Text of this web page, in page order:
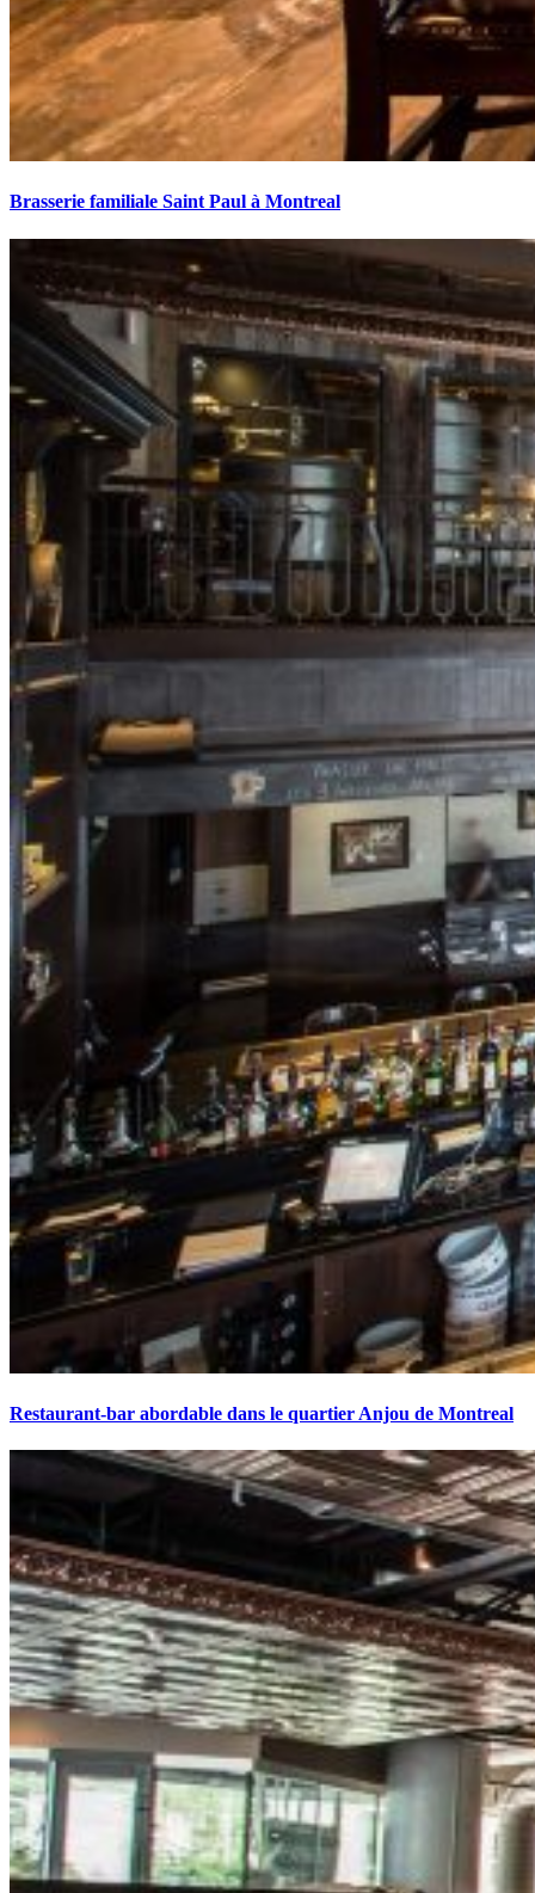
Brasserie familiale Saint Paul à Montreal
Restaurant-bar abordable dans le quartier Anjou de Montreal